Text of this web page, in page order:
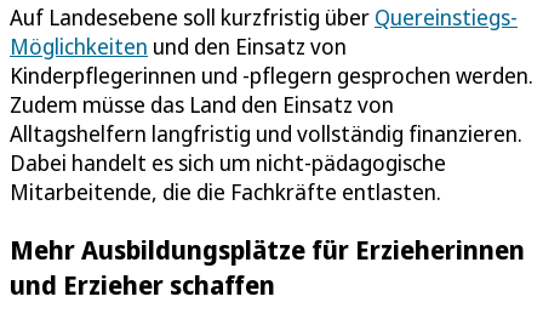
Auf Landesebene soll kurzfristig über Quereinstiegs-
Möglichkeiten und den Einsatz von
Kinderpflegerinnen und -pflegern gesprochen werden.
Zudem müsse das Land den Einsatz von
Alltagshelfern langfristig und vollständig finanzieren.
Dabei handelt es sich um nicht-pädagogische
Mitarbeitende, die die Fachkräfte entlasten.
Mehr Ausbildungsplätze für Erzieherinnen
und Erzieher schaffen